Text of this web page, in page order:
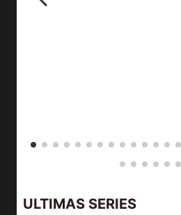
ULTIMAS SERIES